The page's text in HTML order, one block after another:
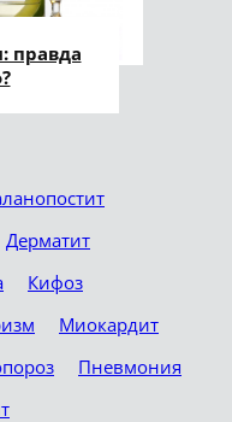
правда
Дерматит
Кифоз
Миокардит
Пневмония